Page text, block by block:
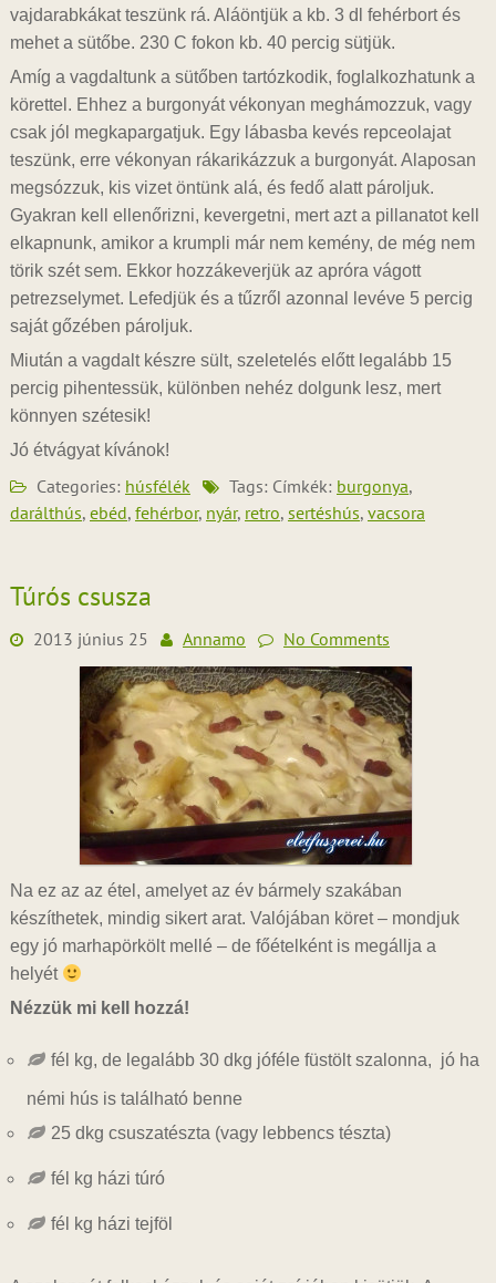
vajdarabkákat teszünk rá. Aláöntjük a kb. 3 dl fehérbort és
mehet a sütőbe. 230 C fokon kb. 40 percig sütjük.
Amíg a vagdaltunk a sütőben tartózkodik, foglalkozhatunk a
körettel. Ehhez a burgonyát vékonyan meghámozzuk, vagy
csak jól megkapargatjuk. Egy lábasba kevés repceolajat
teszünk, erre vékonyan rákarikázzuk a burgonyát. Alaposan
megsózzuk, kis vizet öntünk alá, és fedő alatt pároljuk.
Gyakran kell ellenőrizni, kevergetni, mert azt a pillanatot kell
elkapnunk, amikor a krumpli már nem kemény, de még nem
törik szét sem. Ekkor hozzákeverjük az apróra vágott
petrezselymet. Lefedjük és a tűzről azonnal levéve 5 percig
saját gőzében pároljuk.
Miután a vagdalt készre sült, szeletelés előtt legalább 15
percig pihentessük, különben nehéz dolgunk lesz, mert
könnyen szétesik!
Jó étvágyat kívánok!
Categories: húsfélék Tags: Címkék: burgonya,
darálthús, ebéd, fehérbor, nyár, retro, sertéshús, vacsora
Túrós csusza
2013 június 25 Annamo No Comments
Na ez az az étel, amelyet az év bármely szakában
készíthetek, mindig sikert arat. Valójában köret – mondjuk
egy jó marhapörkölt mellé – de főételként is megállja a
helyét
Nézzük mi kell hozzá!
fél kg, de legalább 30 dkg jóféle füstölt szalonna, jó ha
némi hús is található benne
25 dkg csuszatészta (vagy lebbencs tészta)
fél kg házi túró
fél kg házi tejföl